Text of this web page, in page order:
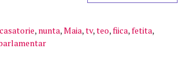
casatorie, nunta,Maia,tv,teo,fiica,fetita,